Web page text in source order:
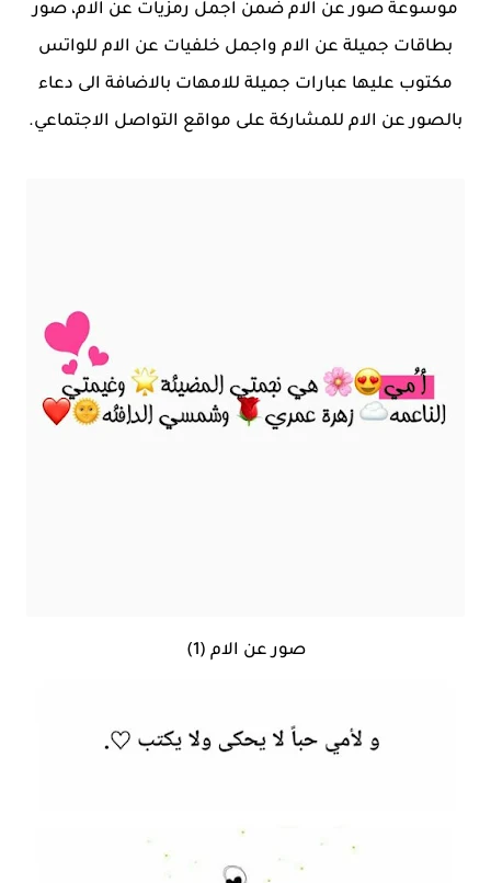
موسوعة صور عن الام ضمن اجمل رمزيات عن الام، صور
بطاقات جميلة عن الام واجمل خلفيات عن الام للواتس
مكتوب عليها عبارات جميلة للامهات بالاضافة الى دعاء
بالصور عن الام للمشاركة على مواقع التواصل الاجتماعي.
صور عن الام (1)